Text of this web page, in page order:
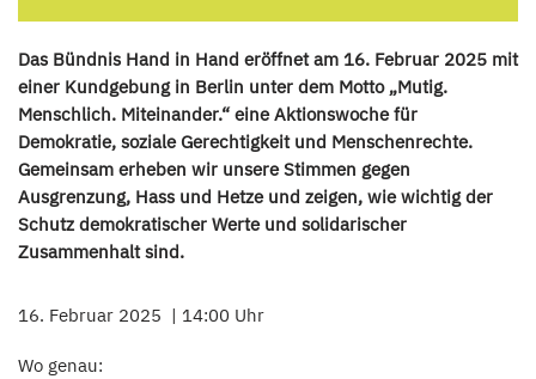
Das Bündnis Hand in Hand eröffnet am 16. Februar 2025 mit
einer Kundgebung in Berlin unter dem Motto „Mutig.
Menschlich. Miteinander.“ eine Aktionswoche für
Demokratie, soziale Gerechtigkeit und Menschenrechte.
Gemeinsam erheben wir unsere Stimmen gegen
Ausgrenzung, Hass und Hetze und zeigen, wie wichtig der
Schutz demokratischer Werte und solidarischer
Zusammenhalt sind.
16. Februar 2025 14:00 Uhr
Wo genau: